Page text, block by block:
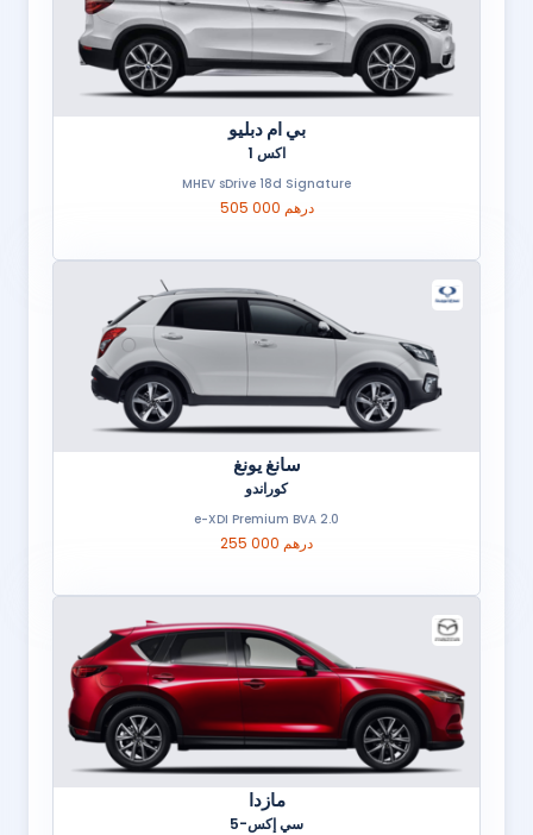
بي ام دبليو
اكس 1
MHEV sDrive 18d Signature
505 000 درهم
سانغ يونغ
كوراندو
2.0 e-XDI Premium BVA
255 000 درهم
مازدا
سي إكس-5